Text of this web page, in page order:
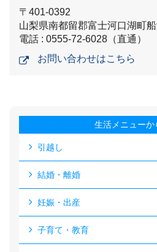
〒401-0392
山梨県南都留郡富士河口湖町
電話 : 0555-72-6028（直通）
お問い合わせはこちら
生活メニューか
引越し
結婚・離婚
妊娠・出産
子育て・教育